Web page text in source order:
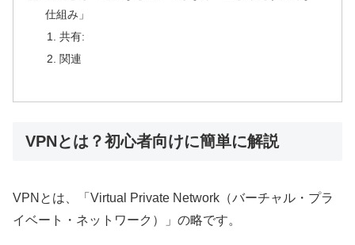
仕組み」
共有:
関連
VPNとは？初心者向けに簡単に解説
VPNとは、「Virtual Private Network（バーチャル・プラ
イベート・ネットワーク）」の略です。